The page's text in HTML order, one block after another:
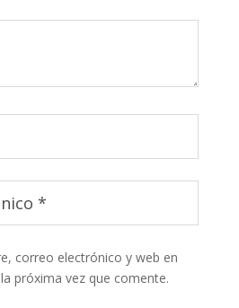
correo electrónico y web en
próxima vez que comente.